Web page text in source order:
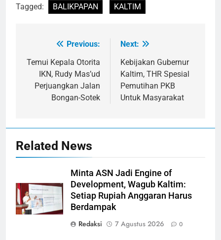
Tagged: BALIKPAPAN KALTIM
Navigasi
pos
Previous:
Temui Kepala Otorita
IKN, Rudy Mas’ud
Perjuangkan Jalan
Bongan-Sotek
Next:
Kebijakan Gubernur
Kaltim, THR Spesial
Pemutihan PKB
Untuk Masyarakat
Related News
Minta ASN Jadi Engine of
Development, Wagub Kaltim:
Setiap Rupiah Anggaran Harus
Berdampak
Redaksi
7 Agustus 2026 0